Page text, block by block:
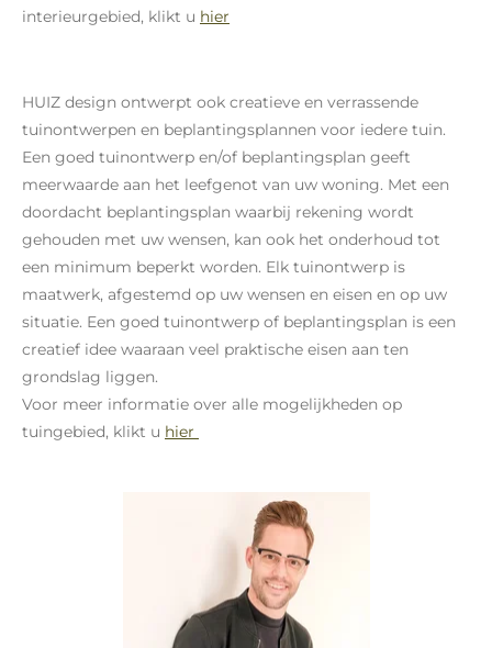
interieurgebied, klikt u hier
HUIZ design ontwerpt ook creatieve en verrassende
tuinontwerpen en beplantingsplannen voor iedere tuin.
Een goed tuinontwerp en/of beplantingsplan geeft
meerwaarde aan het leefgenot van uw woning. Met een
doordacht beplantingsplan waarbij rekening wordt
gehouden met uw wensen, kan ook het onderhoud tot
een minimum beperkt worden. Elk tuinontwerp is
maatwerk, afgestemd op uw wensen en eisen en op uw
situatie. Een goed tuinontwerp of beplantingsplan is een
creatief idee waaraan veel praktische eisen aan ten
grondslag liggen.
Voor meer informatie over alle mogelijkheden op
tuingebied, klikt u hier